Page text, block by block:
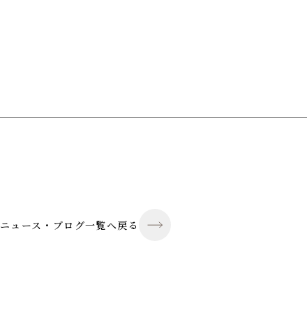
ニュース・ブログ一覧へ戻る